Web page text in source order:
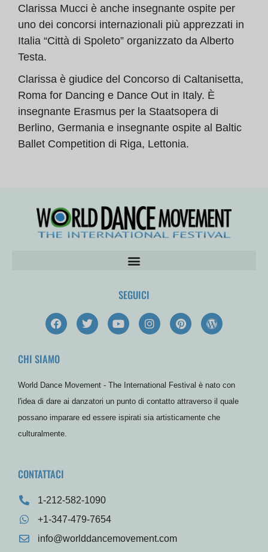
Clarissa Mucci è anche insegnante ospite per
uno dei concorsi internazionali più apprezzati in
Italia “Città di Spoleto” organizzato da Alberto
Testa.
Clarissa è giudice del Concorso di Caltanisetta,
Roma for Dancing e Dance Out in Italy. È
insegnante Erasmus per la Staatsopera di
Berlino, Germania e insegnante ospite al Baltic
Ballet Competition di Riga, Lettonia.
SEGUICI
F
a
c
b
o
T
w
i
r
Y
o
u
e
I
n
s
r
m
P
i
n
e
t
W
o
r
e
s
CHI SIAMO
World Dance Movement - The International Festival è nato con
l'idea di dare ai danzatori un punto di contatto attraverso il quale
possano imparare ed essere ispirati sia artisticamente che
culturalmente.
CONTATTACI
1-212-582-1090
+1-347-479-7654
info@worlddancemovement.com